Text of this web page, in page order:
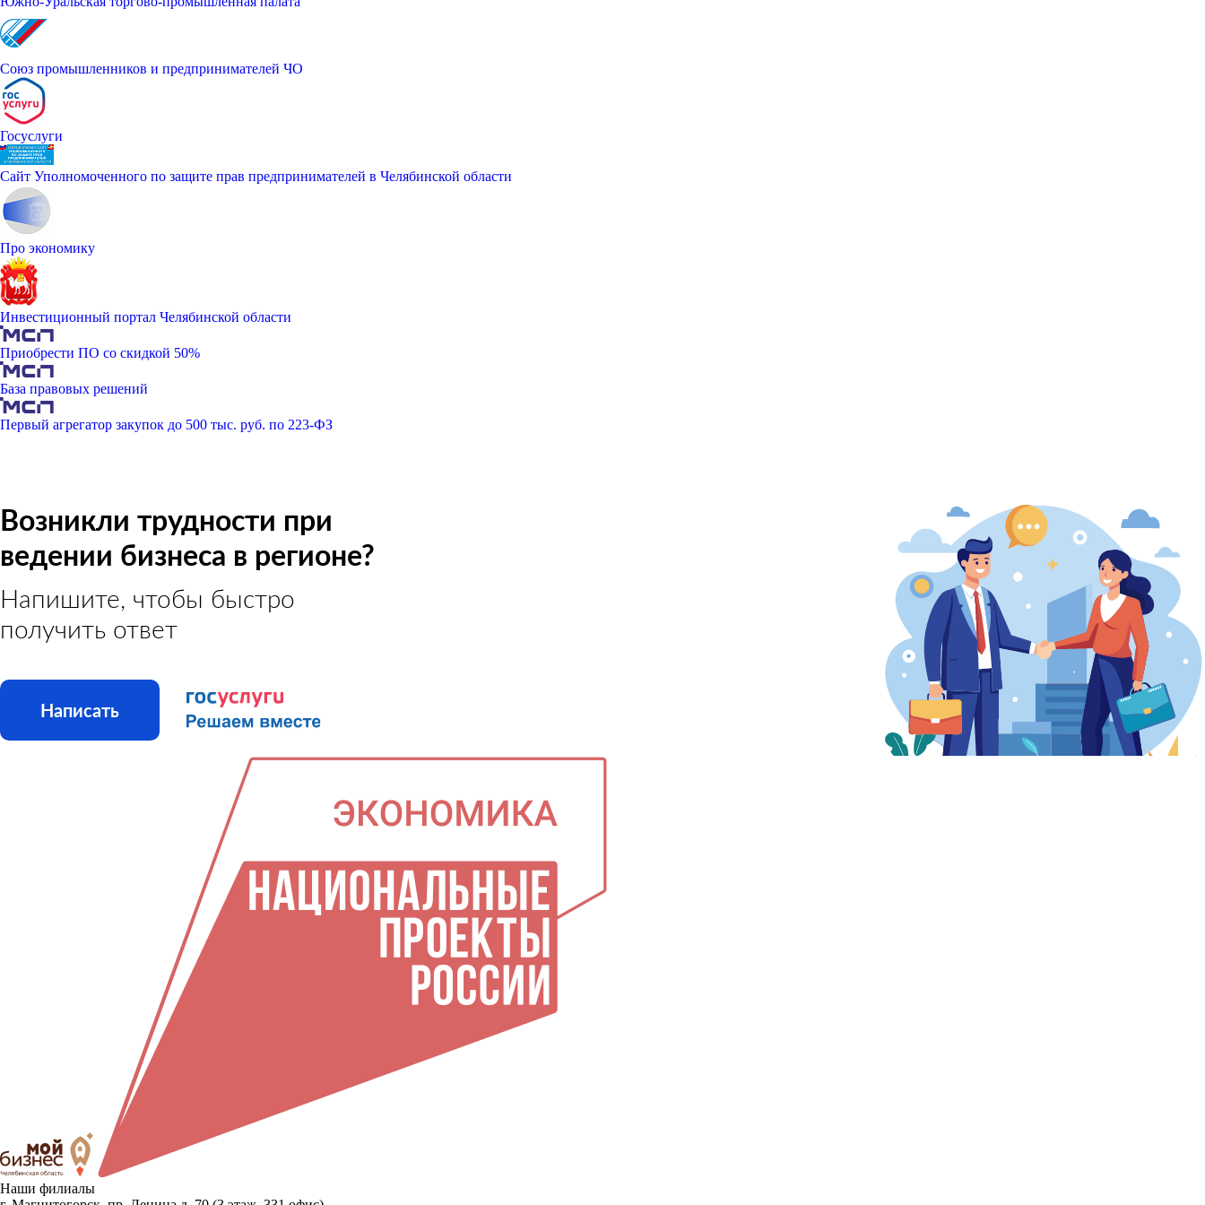
Союз промышленников и предпринимателей ЧО
Госуслуги
Сайт Уполномоченного по защите прав предпринимателей в Челябинской области
Про экономику
Инвестиционный портал Челябинской области
Приобрести ПО со скидкой 50%
База правовых решений
Первый агрегатор закупок до 500 тыс. руб. по 223-ФЗ
Возникли трудности при
ведении бизнеса в регионе?
Напишите, чтобы быстро
получить ответ
Написать
Наши филиалы